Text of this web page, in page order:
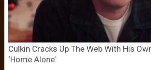
Culkin Cracks Up The Web With His
‘Home Alone’